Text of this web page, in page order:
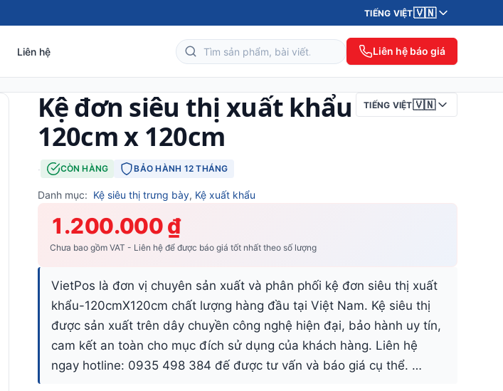
TIẾNG VIỆT🇻🇳
Liên hệ Liên hệ báo giá
TIẾNG VIỆT🇻🇳
Kệ đơn siêu thị xuất khẩu
120cm x 120cm
· CÒN HÀNG BẢO HÀNH 12 THÁNG
Danh mục: Kệ siêu thị trưng bày, Kệ xuất khẩu
1.200.000 ₫
Chưa bao gồm VAT - Liên hệ để được báo giá tốt nhất theo số lượng
VietPos là đơn vị chuyên sản xuất và phân phối kệ đơn siêu thị xuất
khẩu-120cmX120cm chất lượng hàng đầu tại Việt Nam. Kệ siêu thị
được sản xuất trên dây chuyền công nghệ hiện đại, bảo hành uy tín,
cam kết an toàn cho mục đích sử dụng của khách hàng. Liên hệ
ngay hotline: 0935 498 384 đế được tư vấn và báo giá cụ thể. …